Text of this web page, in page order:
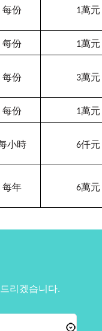
每份 1萬元
每份 1萬元
每份 3萬元
每份 1萬元
小時 6仟元
每年 6萬元
리겠습니다.